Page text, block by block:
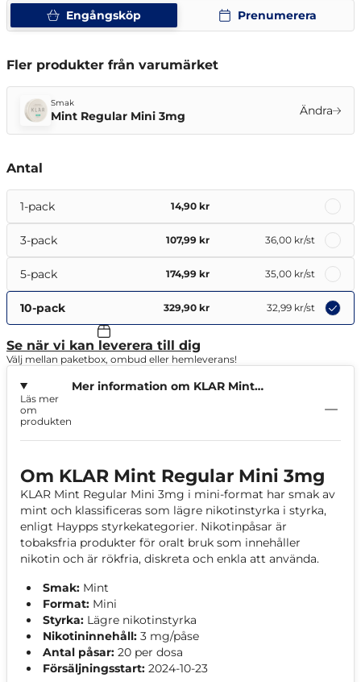
Engångsköp Prenumerera
Fler produkter från varumärket
Smak
Mint Regular Mini 3mg Ändra
Antal
1-pack 14,90 kr
3-pack 107,99 kr 36,00 kr/st
5-pack 174,99 kr 35,00 kr/st
10-pack 329,90 kr 32,99 kr/st
Se när vi kan leverera till dig
Välj mellan paketbox, ombud eller hemleverans!
Mer information om KLAR Mint
Läs mer
om
produkten
Om KLAR Mint Regular Mini 3mg
KLAR Mint Regular Mini 3mg i mini-format har smak av
mint och klassificeras som lägre nikotinstyrka i styrka,
enligt Haypps styrkekategorier. Nikotinpåsar är
tobaksfria produkter för oralt bruk som innehåller
nikotin och är rökfria, diskreta och enkla att använda.
Smak: Mint
Format: Mini
Styrka: Lägre nikotinstyrka
Nikotininnehåll: 3 mg/påse
Antal påsar: 20 per dosa
Försäljningsstart: 2024-10-23